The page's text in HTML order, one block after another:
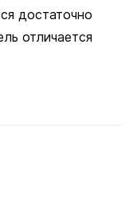
достаточно
отличается